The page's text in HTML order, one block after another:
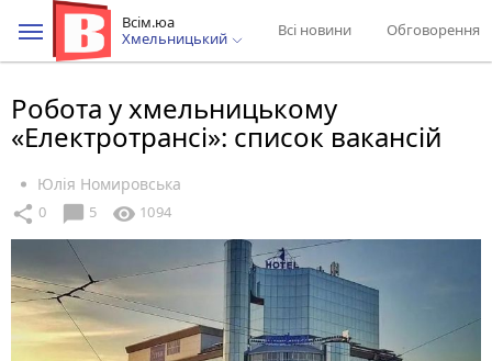
Всім.юа
Хмельницький
Всі новини Обговорення
Робота у хмельницькому
«Електротрансі»: список вакансій
Юлія Номировська
share 0 chat_bubble 5 visibility 1094